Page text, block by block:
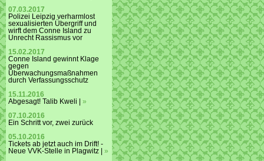
07.03.2017
Polizei Leipzig verharmlost
sexualisierten Übergriff und
wirft dem Conne Island zu
Unrecht Rassismus vor
15.02.2017
Conne Island gewinnt Klage
gegen
Überwachungsmaßnahmen
durch Verfassungsschutz
15.11.2016
Abgesagt! Talib Kweli | »
07.10.2016
Ein Schritt vor, zwei zurück
05.10.2016
Tickets ab jetzt auch im Drift! -
Neue VVK-Stelle in Plagwitz | »